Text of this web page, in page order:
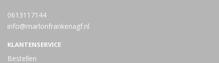
0613117144
info@marlonfrankenagf.nl
KLANTENSERVICE
Bestellen